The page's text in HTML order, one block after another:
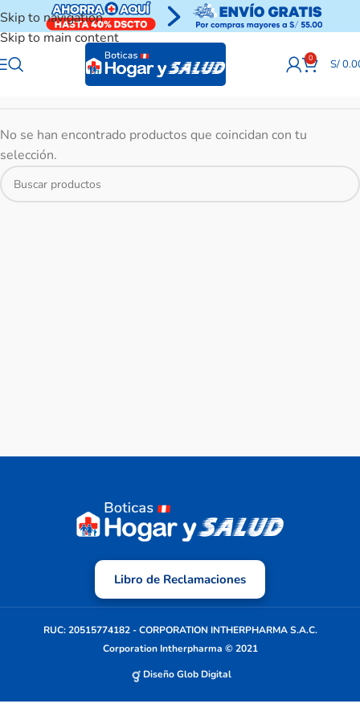
Skip to navigation
Skip to main content
0 S/
No se han encontrado productos que coincidan con tu
selección.
Libro de Reclamaciones
RUC: 20515774182 - CORPORATION INTHERPHARMA S.A.C.
Corporation Intherpharma © 2021
Diseño Glob Digital